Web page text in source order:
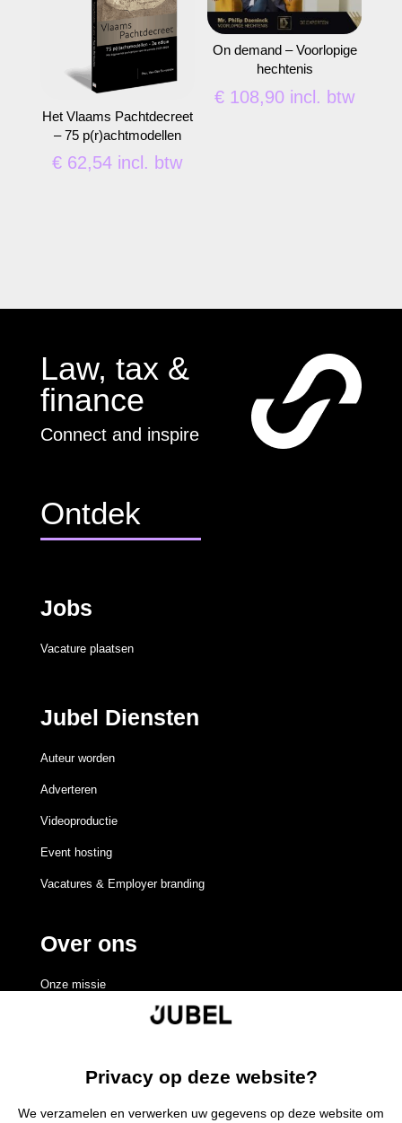
Het Vlaams Pachtdecreet
– 75 p(r)achtmodellen
€ 62,54 incl. btw
On demand – Voorlopige
hechtenis
€ 108,90 incl. btw
Law, tax &
finance
Connect and inspire
Ontdek
Jobs
Vacature plaatsen
Jubel Diensten
Auteur worden
Adverteren
Videoproductie
Event hosting
Vacatures & Employer branding
Over ons
Onze missie
Volgen Volgen
Volgen